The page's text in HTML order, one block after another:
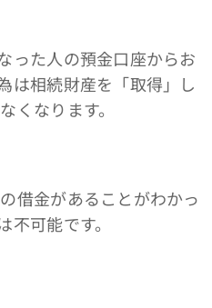
った人の預金口座からお
は相続財産を「取得」し
くなります。
借金があることがわかっ
可能です。